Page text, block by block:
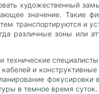
художественный
значение. Такие
транспортируются и
различные зоны или
и
фокусировки
в темное время суток.